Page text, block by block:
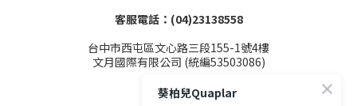
客服電話：(04)23138558
台中市西屯區文心路三段155-1號4樓
文月國際有限公司 (統編53503086)
葵柏兒Quaplar